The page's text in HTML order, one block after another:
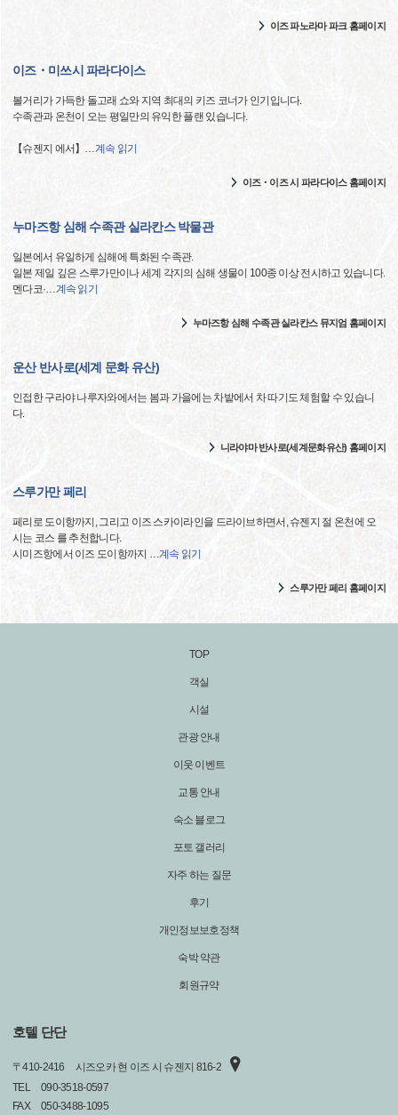
이즈 파노라마 파크 홈페이지
이즈・미쓰시 파라다이스
볼거리가 가득한 돌고래 쇼와 지역 최대의 키즈 코너가 인기입니다.
수족관과 온천이 오는 평일만의 유익한 플랜 있습니다.
【슈젠지 에서】 …계속 읽기
이즈・이즈 시 파라다이스 홈페이지
누마즈항 심해 수족관 실라칸스 박물관
일본에서 유일하게 심해에 특화된 수족관.
일본 제일 깊은 스루가만이나 세계 각지의 심해 생물이 100종 이상 전시하고 있습니다.
멘다코·…계속 읽기
누마즈항 심해 수족관 실라칸스 뮤지엄 홈페이지
운산 반사로(세계 문화 유산)
인접한 구라야 나루자와에서는 봄과 가을에는 차밭에서 차 따기도 체험할 수 있습니
다.
니라야마 반사로(세계문화유산) 홈페이지
스루가만 페리
페리로 도이항까지, 그리고 이즈 스카이라인을 드라이브하면서, 슈젠지 절 온천에 오
시는 코스 를 추천합니다.
시미즈항에서 이즈 도이항까지 …계속 읽기
스루가만 페리 홈페이지
TOP
객실
시설
관광 안내
이웃 이벤트
교통 안내
숙소 블로그
포토 갤러리
자주 하는 질문
후기
개인정보보호정책
숙박 약관
회원규약
호텔 단단
〒410-2416
시즈오카 현 이즈 시 슈젠지 816-2
TEL
090-3518-0597
FAX
050-3488-1095